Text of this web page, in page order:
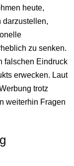
heute,
darzustellen,
zu senken.
falschen Eindruck
erwecken. Laut
trotz
weiterhin Fragen